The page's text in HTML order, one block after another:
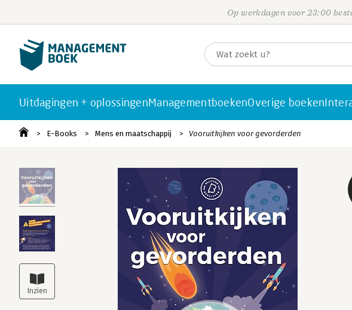
Op werkdagen voor 23:00
Uitdagingen + oplossingenManagementboekenOverige boeken
E-Books Mens en maatschappij Vooruitkijken voor gevorderden